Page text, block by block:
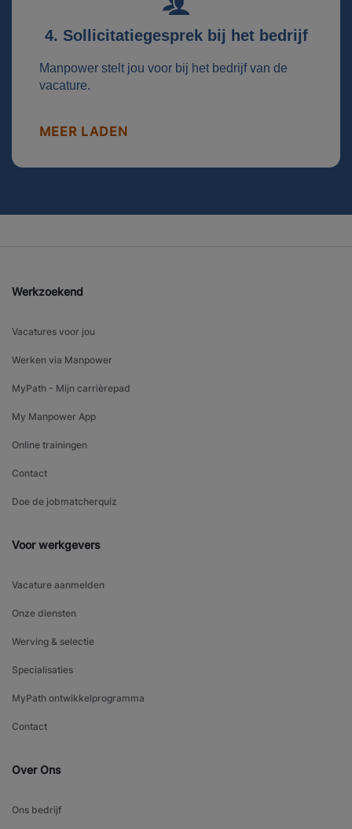
4. Sollicitatiegesprek bij het bedrijf
Manpower stelt jou voor bij het bedrijf van de
vacature.
MEER LADEN
Werkzoekend
Vacatures voor jou
Werken via Manpower
MyPath - Mijn carrièrepad
My Manpower App
Online trainingen
Contact
Doe de jobmatcherquiz
Voor werkgevers
Vacature aanmelden
Onze diensten
Werving & selectie
Specialisaties
MyPath ontwikkelprogramma
Contact
Over Ons
Ons bedrijf